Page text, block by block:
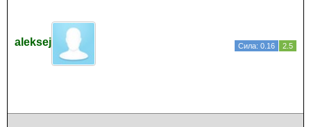
aleksej Сила: 0.16 2.5